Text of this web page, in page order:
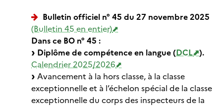
Bulletin officiel n° 45 du 27 novembre 2025
(Bulletin 45 en entier)
Dans ce BO n° 45 :
Diplôme de compétence en langue ( DCL
).
Calendrier 2025/2026
Avancement à la hors classe, à la classe
exceptionnelle et à l’échelon spécial de la classe
exceptionnelle du corps des inspecteurs de la